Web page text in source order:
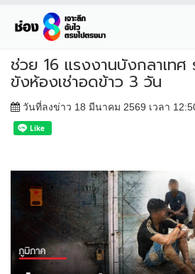
ช่วย 16 แรงงานบังกลาเทศ
ขังห้องเช่าอดข้าว 3 วัน
วันที่ลงข่าว 18 มีนาคม 2569 เวลา